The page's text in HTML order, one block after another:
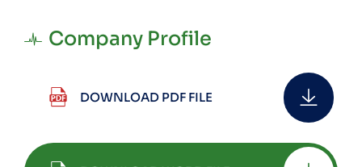
Company Profile
DOWNLOAD PDF FILE